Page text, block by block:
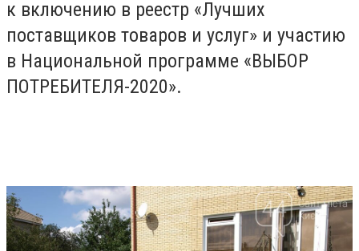
к включению в реестр «Лучших
поставщиков товаров и услуг» и участию
в Национальной программе «ВЫБОР
ПОТРЕБИТЕЛЯ-2020».